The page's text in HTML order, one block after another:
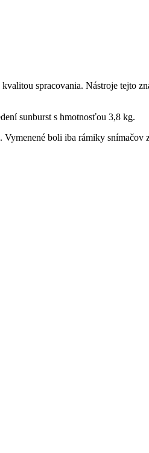
spracovania. Nástroje tejto
sunburst s hmotnosťou 3,8 kg.
boli iba rámiky